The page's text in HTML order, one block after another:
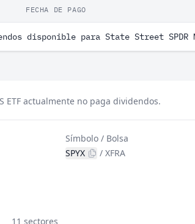
FECHA DE PAGO
disponible para State Street SPDR
ETF actualmente no paga dividendos.
Símbolo / Bolsa
SPYX
/XFRA
11 sectores